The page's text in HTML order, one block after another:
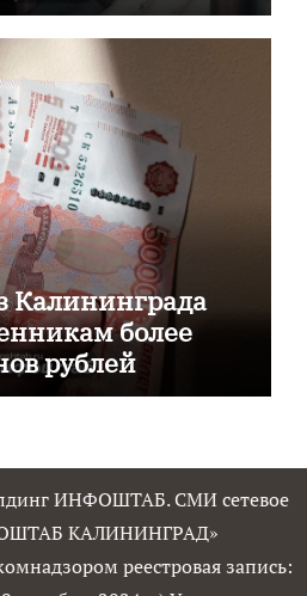
Калининграда
более
рублей
ИНФОШТАБ. СМИ сетевое
КАЛИНИНГРАД»
реестровая запись: